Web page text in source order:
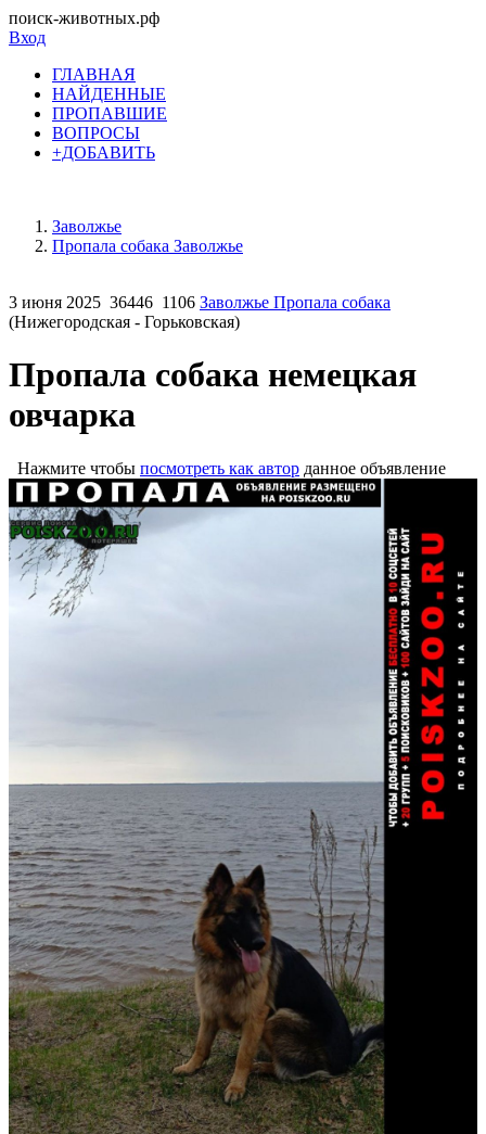
поиск-животных.рф
Вход
ГЛАВНАЯ
НАЙДЕННЫЕ
ПРОПАВШИЕ
ВОПРОСЫ
+ДОБАВИТЬ
Заволжье
Пропала собака Заволжье
3 июня 2025 36446 1106 Заволжье Пропала собака
(Нижегородская - Горьковская)
Пропала собака немецкая
овчарка
Нажмите чтобы посмотреть как автор данное объявление